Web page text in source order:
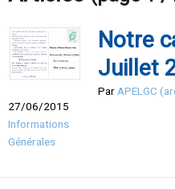
27/06/2015
Informations
Générales
Notre
Juillet
Par APELGC